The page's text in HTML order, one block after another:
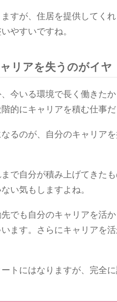
すが、住居を提供してく
やすいですね。
リアを失うのがイヤ
今いる環境で長く働きた
的にキャリアを積む仕事
るのが、自分のキャリア
で自分が積み上げてきた
い気もしますよね。
でも自分のキャリアを活
います。さらにキャリアを
トにはなりますが、完全